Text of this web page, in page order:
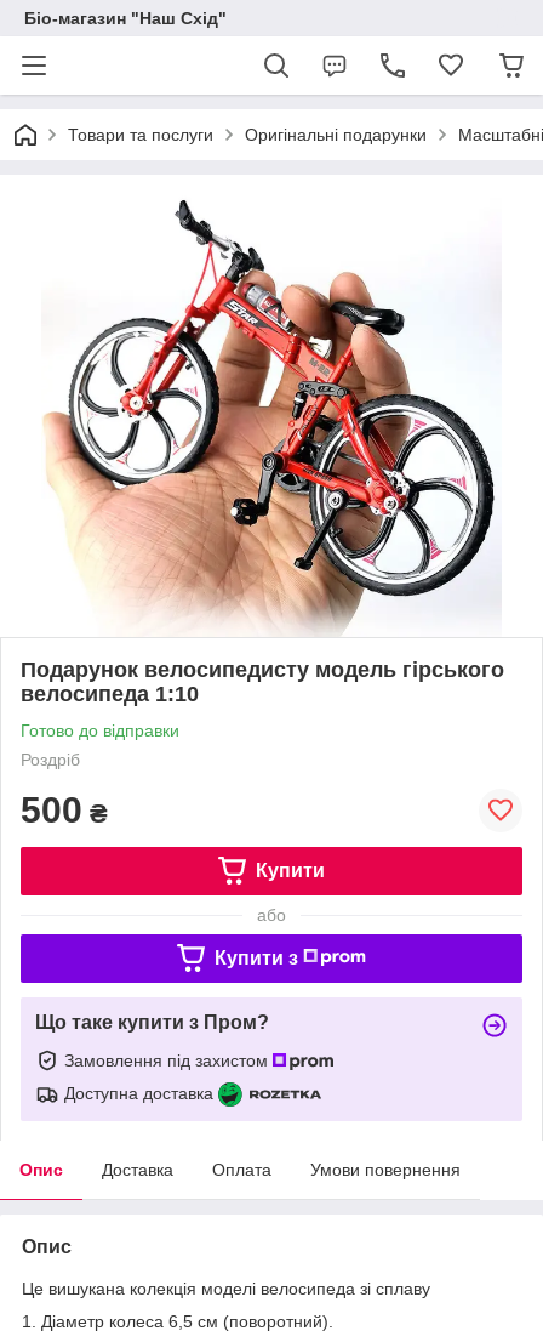
Біо-магазин "Наш Схід"
Товари та послуги Оригінальні подарунки
Подарунок велосипедисту модель гірського
велосипеда 1:10
Готово до відправки
Роздріб
500 ₴
Купити
або
Купити з
Що таке купити з Пром?
Замовлення під захистом
Доступна доставка
Опис Доставка Оплата Умови повернення
Опис
Це вишукана колекція моделі велосипеда зі сплаву
1. Діаметр колеса 6,5 см (поворотний).